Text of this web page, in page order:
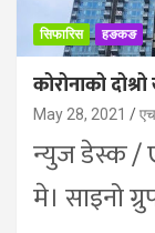
सिफारिस हङकङ
कोरोनाको
May 28, 2021
न्युज डेस्क /
मे। साइनो